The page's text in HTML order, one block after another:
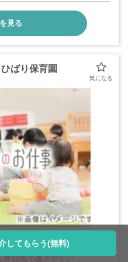
見る
ばり保育園
り★/温かい人柄の保
雰囲気で働きやすい
してもらう(無料)